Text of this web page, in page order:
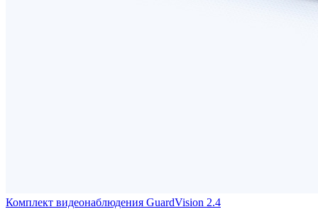
Комплект видеонаблюдения GuardVision 2.4